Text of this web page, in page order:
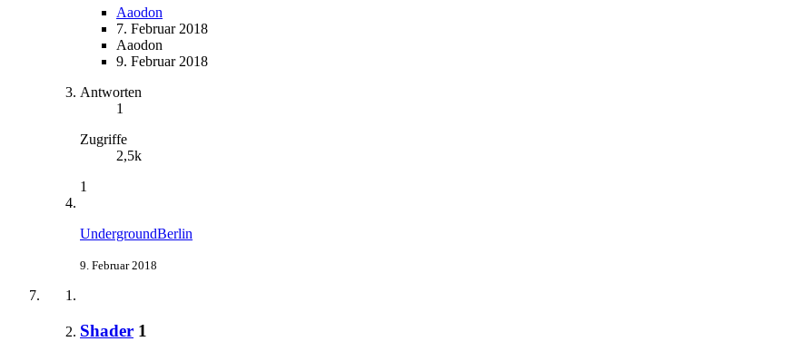
Aaodon
7. Februar 2018
Aaodon
9. Februar 2018
Antworten
1
Zugriffe
2,5k
1
UndergroundBerlin
9. Februar 2018
Shader 1